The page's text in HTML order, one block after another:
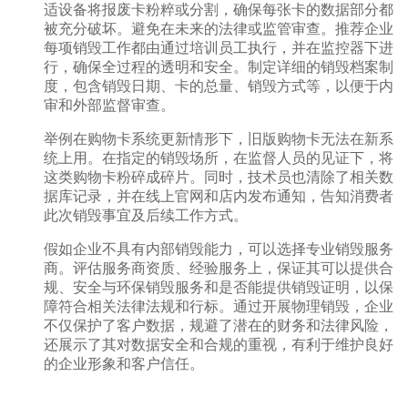
适设备将报废卡粉粹或分割，确保每张卡的数据部分都
被充分破坏。避免在未来的法律或监管审查。推荐企业
每项销毁工作都由通过培训员工执行，并在监控器下进
行，确保全过程的透明和安全。制定详细的销毁档案制
度，包含销毁日期、卡的总量、销毁方式等，以便于内
审和外部监督审查。
举例在购物卡系统更新情形下，旧版购物卡无法在新系
统上用。在指定的销毁场所，在监督人员的见证下，将
这类购物卡粉碎成碎片。同时，技术员也清除了相关数
据库记录，并在线上官网和店内发布通知，告知消费者
此次销毁事宜及后续工作方式。
假如企业不具有内部销毁能力，可以选择专业销毁服务
商。评估服务商资质、经验服务上，保证其可以提供合
规、安全与环保销毁服务和是否能提供销毁证明，以保
障符合相关法律法规和行标。通过开展物理销毁，企业
不仅保护了客户数据，规避了潜在的财务和法律风险，
还展示了其对数据安全和合规的重视，有利于维护良好
的企业形象和客户信任。